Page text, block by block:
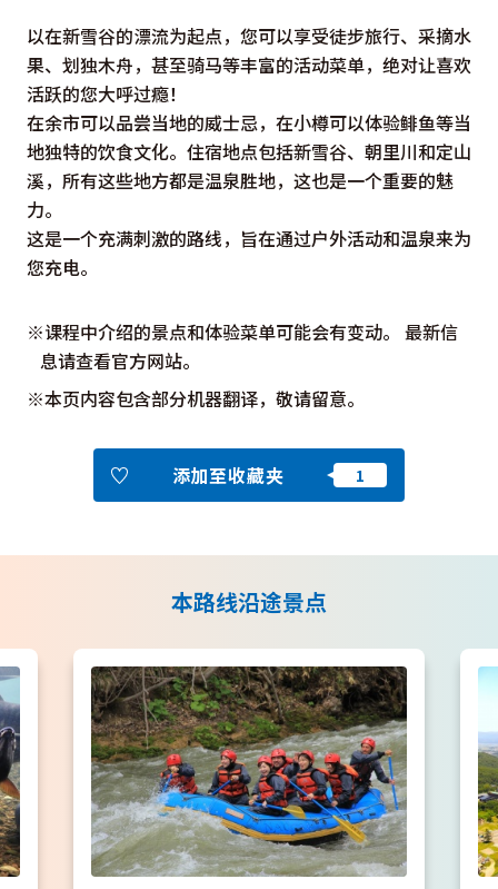
以在新雪谷的漂流为起点，您可以享受徒步旅行、采摘水
果、划独木舟，甚至骑马等丰富的活动菜单，绝对让喜欢
活跃的您大呼过瘾！
在余市可以品尝当地的威士忌，在小樽可以体验鲱鱼等当
地独特的饮食文化。住宿地点包括新雪谷、朝里川和定山
溪，所有这些地方都是温泉胜地，这也是一个重要的魅
力。
这是一个充满刺激的路线，旨在通过户外活动和温泉来为
您充电。
※课程中介绍的景点和体验菜单可能会有变动。 最新信
息请查看官方网站。
※本页内容包含部分机器翻译，敬请留意。
添加至收藏夹
本路线沿途景点